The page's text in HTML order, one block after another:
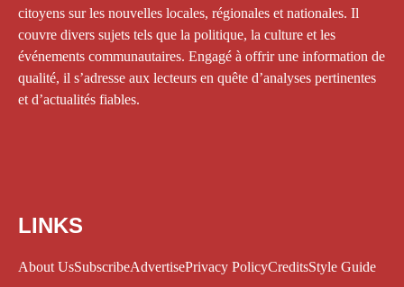
citoyens sur les nouvelles locales, régionales et nationales. Il
couvre divers sujets tels que la politique, la culture et les
événements communautaires. Engagé à offrir une information de
qualité, il s’adresse aux lecteurs en quête d’analyses pertinentes
et d’actualités fiables.
LINKS
About UsSubscribeAdvertisePrivacy PolicyCreditsStyle Guide